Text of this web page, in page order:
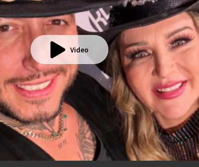
Video